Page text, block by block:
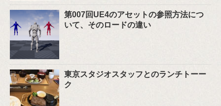
第007回UE4のアセットの参照方法につ
いて、そのロードの違い
東京スタジオスタッフとのランチトーー
ク